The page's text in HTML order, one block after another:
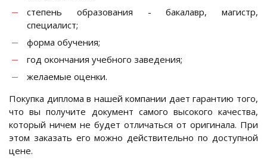
степень образования - бакалавр, магистр,
специалист;
форма обучения;
год окончания учебного заведения;
желаемые оценки.
Покупка диплома в нашей компании дает гарантию того,
что вы получите документ самого высокого качества,
который ничем не будет отличаться от оригинала. При
этом заказать его можно действительно по доступной
цене.